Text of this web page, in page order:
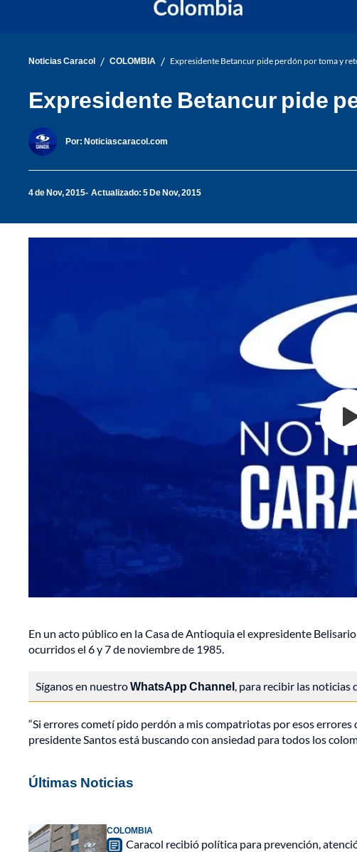
Noticias Caracol / COLOMBIA / Expresidente Betancur pide perdón por toma y
Expresidente Betancur pide
Por: Noticiascaracol.com
4 de Nov, 2015 Actualizado: 5 De Nov, 2015
En un acto público en la Casa de Antioquia el expresidente
ocurridos el 6 y 7 de noviembre de 1985.
Síganos en nuestroWhatsApp Channel, para recibir las noticias
“Si errores cometí pido perdón a mis compatriotas por esos
presidente Santos está buscando con ansiedad para todos los
Últimas Noticias
COLOMBIA
Caracol recibió política para prevención,